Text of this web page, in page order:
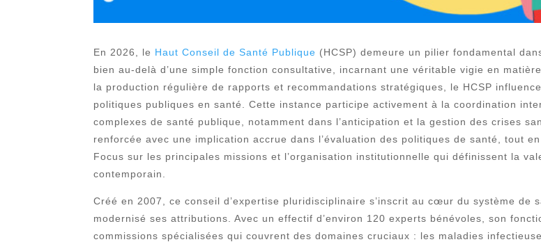
En 2026, le Haut Conseil de Santé Publique (HCSP) demeure un pilier fondamental
bien au-delà d’une simple fonction consultative, incarnant une véritable vigie en
la production régulière de rapports et recommandations stratégiques, le HCSP
politiques publiques en santé. Cette instance participe activement à la coordination
complexes de santé publique, notamment dans l’anticipation et la gestion des crises
renforcée avec une implication accrue dans l’évaluation des politiques de santé, tout
Focus sur les principales missions et l’organisation institutionnelle qui définissent la
contemporain.
Créé en 2007, ce conseil d’expertise pluridisciplinaire s’inscrit au cœur du système de
modernisé ses attributions. Avec un effectif d’environ 120 experts bénévoles, son
commissions spécialisées qui couvrent des domaines cruciaux : les maladies